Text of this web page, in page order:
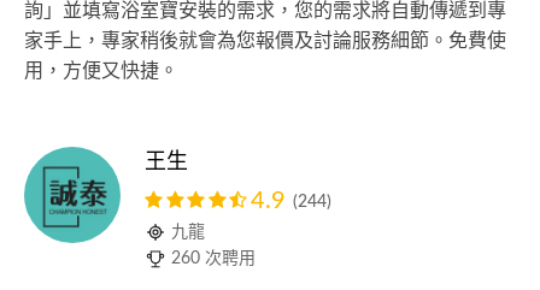
詢」並填寫浴室寶安裝的需求，您的需求將自動傳遞到專
家手上，專家稍後就會為您報價及討論服務細節。免費使
用，方便又快捷。
王生
4.9 (244)
九龍
260 次聘用